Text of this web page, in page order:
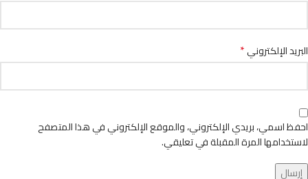
البريد الإلكتروني*
احفظ اسمي، بريدي الإلكتروني، والموقع الإلكتروني في هذا المتصفح
لاستخدامها المرة المقبلة في تعليقي.